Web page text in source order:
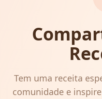
Tem uma receita
comunidade e